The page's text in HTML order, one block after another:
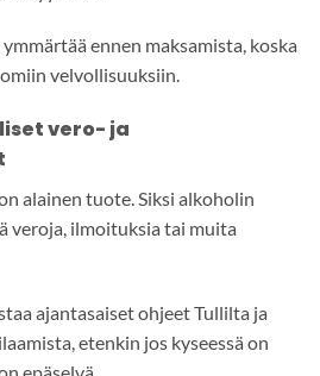
ennen maksamista, koska
velvollisuuksiin.
vero- ja
alainen tuote. Siksi alkoholin
veroja, ilmoituksia tai muita
ajantasaiset ohjeet Tullilta ja
etenkin jos kyseessä on